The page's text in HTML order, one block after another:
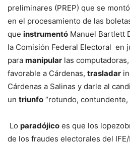
preliminares (PREP) que se
en el procesamiento de las
que instrumentó Manuel Bartlett
la Comisión Federal Electoral en
para manipular las
favorable a Cárdenas, trasladar
Cárdenas a Salinas y darle al
un triunfo “rotundo,
Lo paradójico es que los
de los fraudes electorales del